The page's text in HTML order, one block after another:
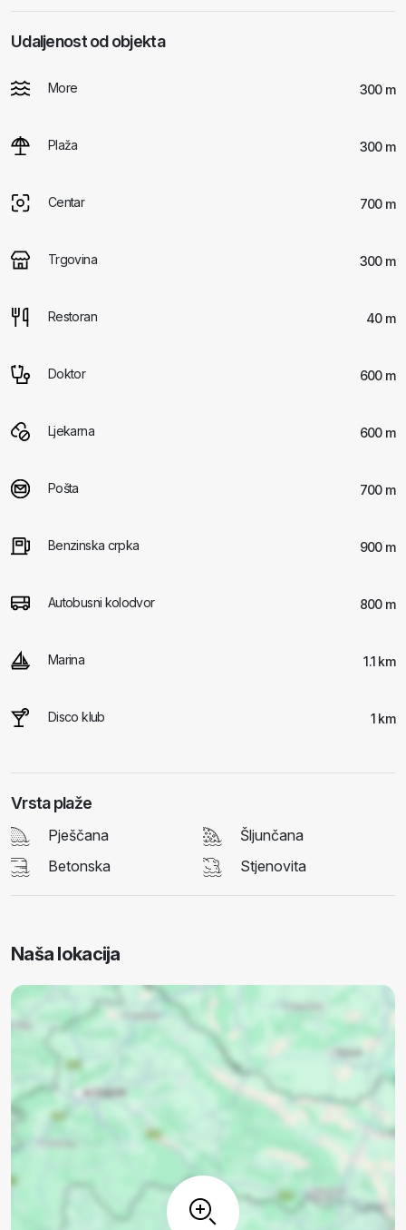
Udaljenost od objekta
More 300 m
Plaža 300 m
Centar 700 m
Trgovina 300 m
Restoran 40 m
Doktor 600 m
Ljekarna 600 m
Pošta 700 m
Benzinska crpka 900 m
Autobusni kolodvor 800 m
Marina 1.1 km
Disco klub 1 km
Vrsta plaže
Pješčana
Šljunčana
Betonska
Stjenovita
Naša lokacija